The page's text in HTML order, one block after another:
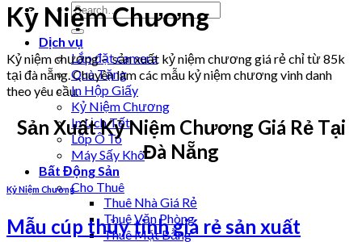
Dịch vụ
Lắp đặt camera
Quà Tặng
In Hộp Giấy
Kỷ Niệm Chương
In Lịch Tết
Lốp Ô Tô
Máy Sấy Khô
Bất Động Sản
Cho Thuê
Thuê Nhà Giá Rẻ
Thuê Văn Phòng
Thuê Mặt Bằng
Kỷ Niệm Chương
Kỷ niệm chương – sản xuất kỷ niệm chương giá rẻ chỉ từ 85k
tại đà nẵng. Chuyên làm các mẫu kỷ niệm chương vinh danh
theo yêu cầu.
Sản Xuất Kỷ Niệm Chương Giá Rẻ Tại
Đà Nẵng
Kỷ Niệm Chương
Mẫu cúp thủy tinh giá rẻ sản xuất